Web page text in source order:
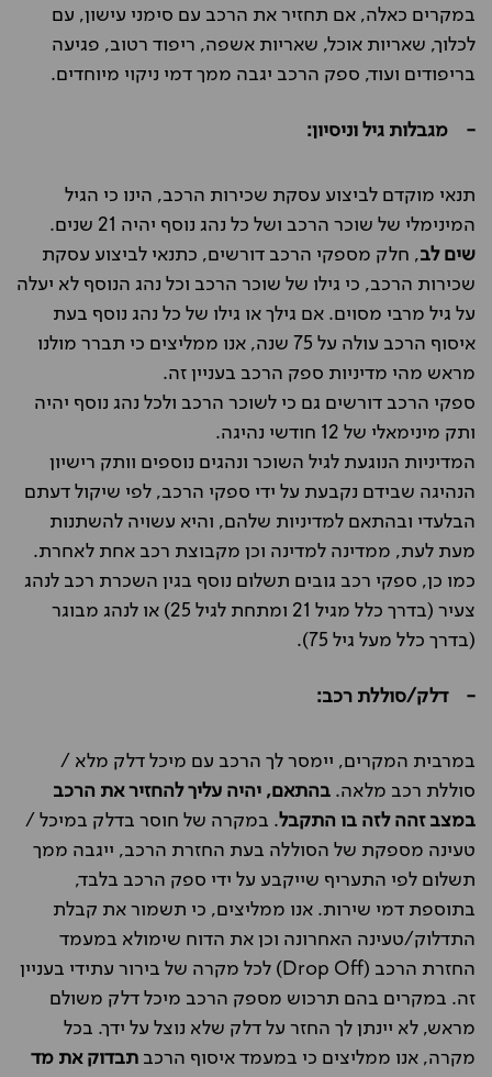
במקרים כאלה, אם תחזיר את הרכב עם סימני עישון, עם
לכלוך, שאריות אוכל, שאריות אשפה, ריפוד רטוב, פגיעה
בריפודים ועוד, ספק הרכב יגבה ממך דמי ניקוי מיוחדים.
- מגבלות גיל וניסיון:
תנאי מוקדם לביצוע עסקת שכירות הרכב, הינו כי הגיל
המינימלי של שוכר הרכב ושל כל נהג נוסף יהיה 21 שנים.
שים לב, חלק מספקי הרכב דורשים, כתנאי לביצוע עסקת
שכירות הרכב, כי גילו של שוכר הרכב וכל נהג הנוסף לא יעלה
על גיל מרבי מסוים. אם גילך או גילו של כל נהג נוסף בעת
איסוף הרכב עולה על 75 שנה, אנו ממליצים כי תברר מולנו
מראש מהי מדיניות ספק הרכב בעניין זה.
ספקי הרכב דורשים גם כי לשוכר הרכב ולכל נהג נוסף יהיה
ותק מינימאלי של 12 חודשי נהיגה.
המדיניות הנוגעת לגיל השוכר ונהגים נוספים וותק רישיון
הנהיגה שבידם נקבעת על ידי ספקי הרכב, לפי שיקול דעתם
הבלעדי ובהתאם למדיניות שלהם, והיא עשויה להשתנות
מעת לעת, ממדינה למדינה וכן מקבוצת רכב אחת לאחרת.
כמו כן, ספקי רכב גובים תשלום נוסף בגין השכרת רכב לנהג
צעיר (בדרך כלל מגיל 21 ומתחת לגיל 25) או לנהג מבוגר
(בדרך כלל מעל גיל 75).
- דלק/סוללת רכב:
במרבית המקרים, יימסר לך הרכב עם מיכל דלק מלא /
סוללת רכב מלאה. בהתאם, יהיה עליך להחזיר את הרכב
במצב זהה לזה בו התקבל. במקרה של חוסר בדלק במיכל /
טעינה מספקת של הסוללה בעת החזרת הרכב, ייגבה ממך
תשלום לפי התעריף שייקבע על ידי ספק הרכב בלבד,
בתוספת דמי שירות. אנו ממליצים, כי תשמור את קבלת
התדלוק/טעינה האחרונה וכן את הדוח שימולא במעמד
החזרת הרכב (Drop Off) לכל מקרה של בירור עתידי בעניין
זה. במקרים בהם תרכוש מספק הרכב מיכל דלק משולם
מראש, לא יינתן לך החזר על דלק שלא נוצל על ידך. בכל
מקרה, אנו ממליצים כי במעמד איסוף הרכב תבדוק את מד